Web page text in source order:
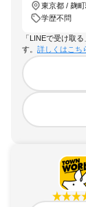
東京都 / 麹町
学歴不問
「LINEで受け取
す。 詳しくはこち